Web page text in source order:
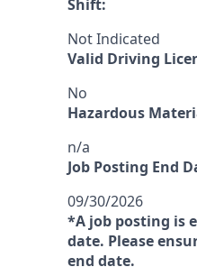
Shift:
Not Indicated
Valid Driving
No
Hazardous
n/a
Job Posting End
09/30/2026
*A job posting is
date. Please
end date.